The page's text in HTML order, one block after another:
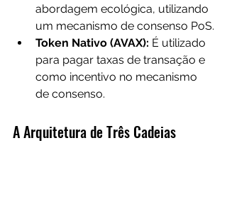
abordagem ecológica, utilizando
um mecanismo de consenso PoS.
Token Nativo (AVAX): É utilizado
para pagar taxas de transação e
como incentivo no mecanismo
de consenso.
A Arquitetura de Três Cadeias